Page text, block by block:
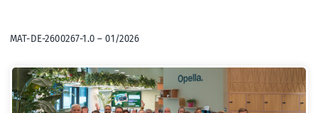
MAT-DE-2600267-1.0 – 01/2026